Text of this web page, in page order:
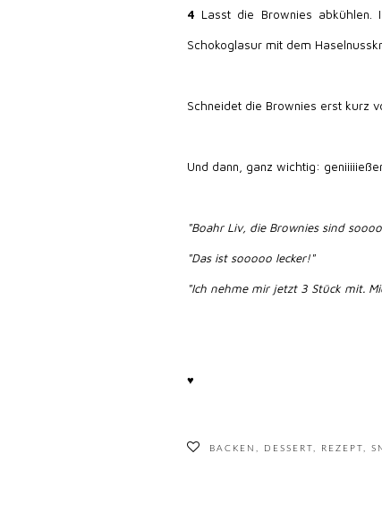
4 Lasst die Brownies
Schokoglasur mit dem
Schneidet die Brownies erst kurz
Und dann, ganz wichtig:
"Boahr Liv, die Brownies sind
"Das ist sooooo lecker!"
"Ich nehme mir jetzt 3 Stück mit.
♥
BACKEN DESSERT REZEPT